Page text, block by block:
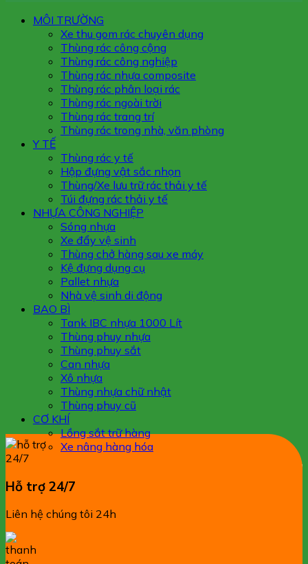
MÔI TRƯỜNG
Xe thu gom rác chuyên dụng
Thùng rác công cộng
Thùng rác công nghiệp
Thùng rác nhựa composite
Thùng rác phân loại rác
Thùng rác ngoài trời
Thùng rác trang trí
Thùng rác trong nhà, văn phòng
Y TẾ
Thùng rác y tế
Hộp đựng vật sắc nhọn
Thùng/Xe lưu trữ rác thải y tế
Túi đựng rác thải y tế
NHỰA CÔNG NGHIỆP
Sóng nhựa
Xe đẩy vệ sinh
Thùng chở hàng sau xe máy
Kệ đựng dụng cụ
Pallet nhựa
Nhà vệ sinh di động
BAO BÌ
Tank IBC nhựa 1000 Lít
Thùng phuy nhựa
Thùng phuy sắt
Can nhựa
Xô nhựa
Thùng nhựa chữ nhật
Thùng phuy cũ
CƠ KHÍ
Lồng sắt trữ hàng
Xe nâng hàng hóa
Hỗ trợ 24/7
Liên hệ chúng tôi 24h